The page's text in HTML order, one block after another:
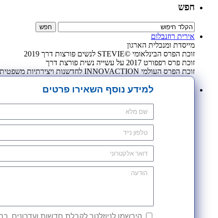
חפש
אירית רוזנבלום
מייסדת ומנכלית הארגון
זוכת הפרס הבינלאומי ©STEVIE לנשים פורצות דרך 2019
זוכת פרס רפפורט 2017 על עשייה נשית פורצת דרך
זוכת הפרס העולמי INNOVACTION לחדשנות ויצירתיות משפטית 2009
למידע נוסף השאירו פרטים